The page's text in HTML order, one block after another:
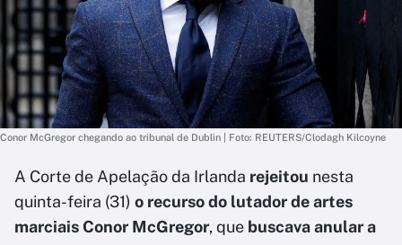
Conor McGregor chegando ao tribunal de Dublin | Foto: REUTERS/Clodagh Kilcoyne
A Corte de Apelação da Irlanda rejeitou nesta
quinta-feira (31) o recurso do lutador de artes
marciais Conor McGregor, que buscava anular a